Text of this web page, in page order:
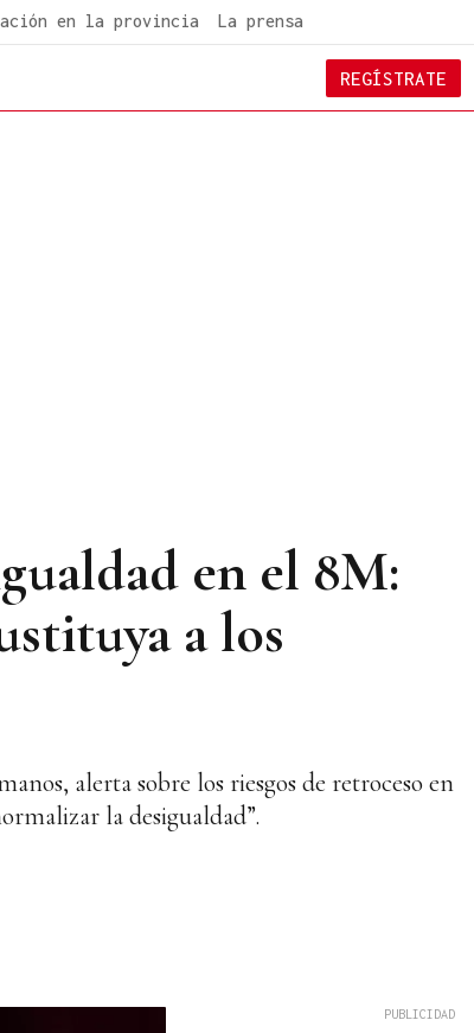
en la provincia La prensa
REGÍSTRATE
en el 8M:
a los
alerta sobre los riesgos de retroceso en
la desigualdad”.